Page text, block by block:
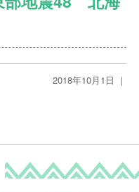
2018年10月1日 ｜